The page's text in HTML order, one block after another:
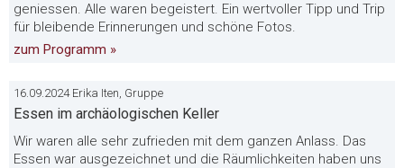
geniessen. Alle waren begeistert. Ein wertvoller Tipp und Trip
für bleibende Erinnerungen und schöne Fotos.
zum Programm »
16.09.2024 Erika Iten, Gruppe
Essen im archäologischen Keller
Wir waren alle sehr zufrieden mit dem ganzen Anlass. Das
Essen war ausgezeichnet und die Räumlichkeiten haben uns